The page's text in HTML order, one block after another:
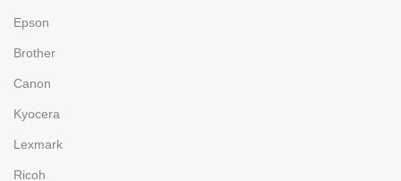
Epson
Brother
Canon
Kyocera
Lexmark
Ricoh